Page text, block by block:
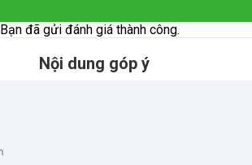
Bạn đã gửi đánh giá thành công.
Nội dung góp ý